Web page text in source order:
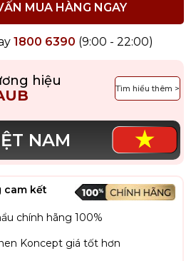
MUA HÀNG NGAY
1800 6390 (9:00 - 22:00)
hiệu
Tìm hiểu thêm >
NAM
cam kết
chính hãng 100%
Koncept giá tốt hơn